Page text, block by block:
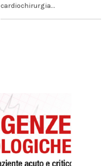
cardiochirurgia...